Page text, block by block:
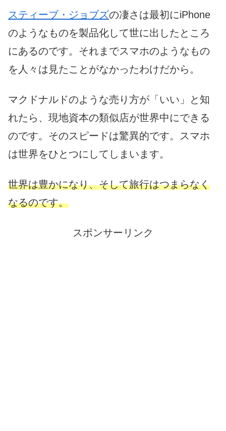
スティーブ・ジョブズの凄さは最初にiPhone
のようなものを製品化して世に出したところ
にあるのです。それまでスマホのようなもの
を人々は見たことがなかったわけだから。
マクドナルドのような売り方が「いい」と知
れたら、現地資本の類似店が世界中にできる
のです。そのスピードは驚異的です。スマホ
は世界をひとつにしてしまいます。
世界は豊かになり、そして旅行はつまらなく
なるのです。
スポンサーリンク